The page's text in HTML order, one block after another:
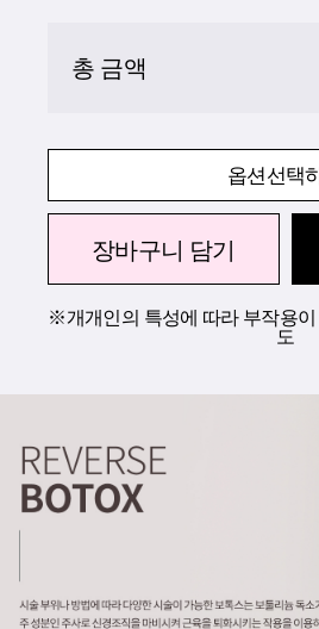
총 금액
옵션선택
장바구니 담기
※개개인의 특성에 따라 부작용
도